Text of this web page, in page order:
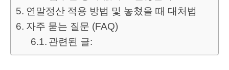
연말정산 적용 방법 및 놓쳤을 때 대처법
자주 묻는 질문 (FAQ)
관련된 글: